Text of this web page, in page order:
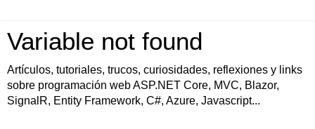
Variable not found
Artículos, tutoriales, trucos, curiosidades, reflexiones y links
sobre programación web ASP.NET Core, MVC, Blazor,
SignalR, Entity Framework, C#, Azure, Javascript...